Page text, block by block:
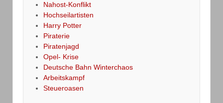
Nahost-Konflikt
Hochseilartisten
Harry Potter
Piraterie
Piratenjagd
Opel- Krise
Deutsche Bahn Winterchaos
Arbeitskampf
Steueroasen